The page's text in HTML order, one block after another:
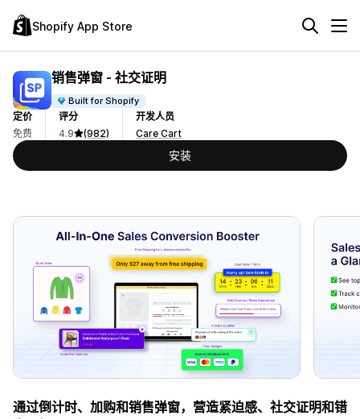
Shopify App Store
销售弹窗 ‑ 社交证明
Built for Shopify
定价
免费
评分
4.9
(982)
开发人员
Care Cart
安装
通过倒计时、加购和销售弹窗，营造紧迫感、社交证明和错